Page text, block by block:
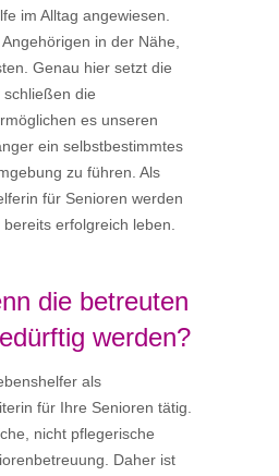
im Alltag angewiesen.
in der Nähe,
Genau hier setzt die
die
es unseren
ein selbstbestimmtes
zu führen. Als
für Senioren werden
erfolgreich leben.
die betreuten
werden?
als
für Ihre Senioren tätig.
nicht pflegerische
Daher ist